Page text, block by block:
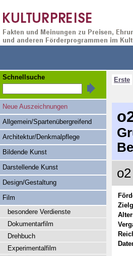
Erste
Schnellsuche
Neue Auszeichnungen
Allgemein/Spartenübergreifend
Architektur/Denkmalpflege
Bildende Kunst
Darstellende Kunst
Design/Gestaltung
Film
besondere Verdienste
Dokumentarfilm
Drehbuch
Experimentalfilm